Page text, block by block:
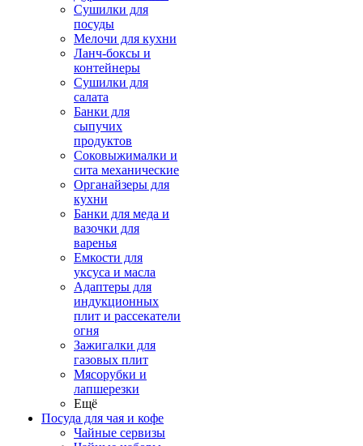
Сушилки для
посуды
Мелочи для кухни
Ланч-боксы и
контейнеры
Сушилки для
салата
Банки для
сыпучих
продуктов
Соковыжималки и
сита механические
Органайзеры для
кухни
Банки для меда и
вазочки для
варенья
Емкости для
уксуса и масла
Адаптеры для
индукционных
плит и рассекатели
огня
Зажигалки для
газовых плит
Мясорубки и
лапшерезки
Ещё
Посуда для чая и кофе
Чайные сервизы